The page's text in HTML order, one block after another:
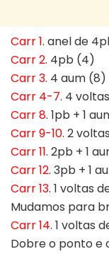
Carr 1. anel de
Carr 2. 4pb (4)
Carr 3. 4 aum (8)
Carr 4-7. 4
Carr 8. 1pb + 1
Carr 9-10. 2
Carr 11. 2pb + 1
Carr 12. 3pb + 1
Carr 13. 1 voltas
Mudamos para
Carr 14. 1 voltas
Dobre o ponto e